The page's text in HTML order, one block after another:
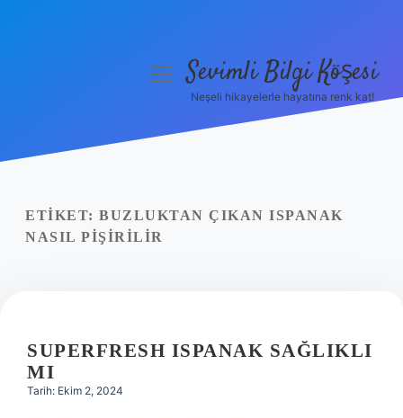
Yasal Uyarı
menüyüSevimli Bilgi Köşesi
Neşeli hikayelerle hayatına renk kat!
ETIKET: BUZLUKTAN ÇIKAN ISPANAK
NASIL PIŞIRILIR
SUPERFRESH ISPANAK SAĞLIKLI
MI
Tarih: Ekim 2, 2024